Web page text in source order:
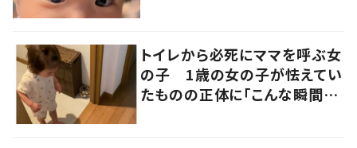
トイレから必死にママを呼ぶ女
の子 1歳の女の子が怯えてい
たものの正体に「こんな瞬間